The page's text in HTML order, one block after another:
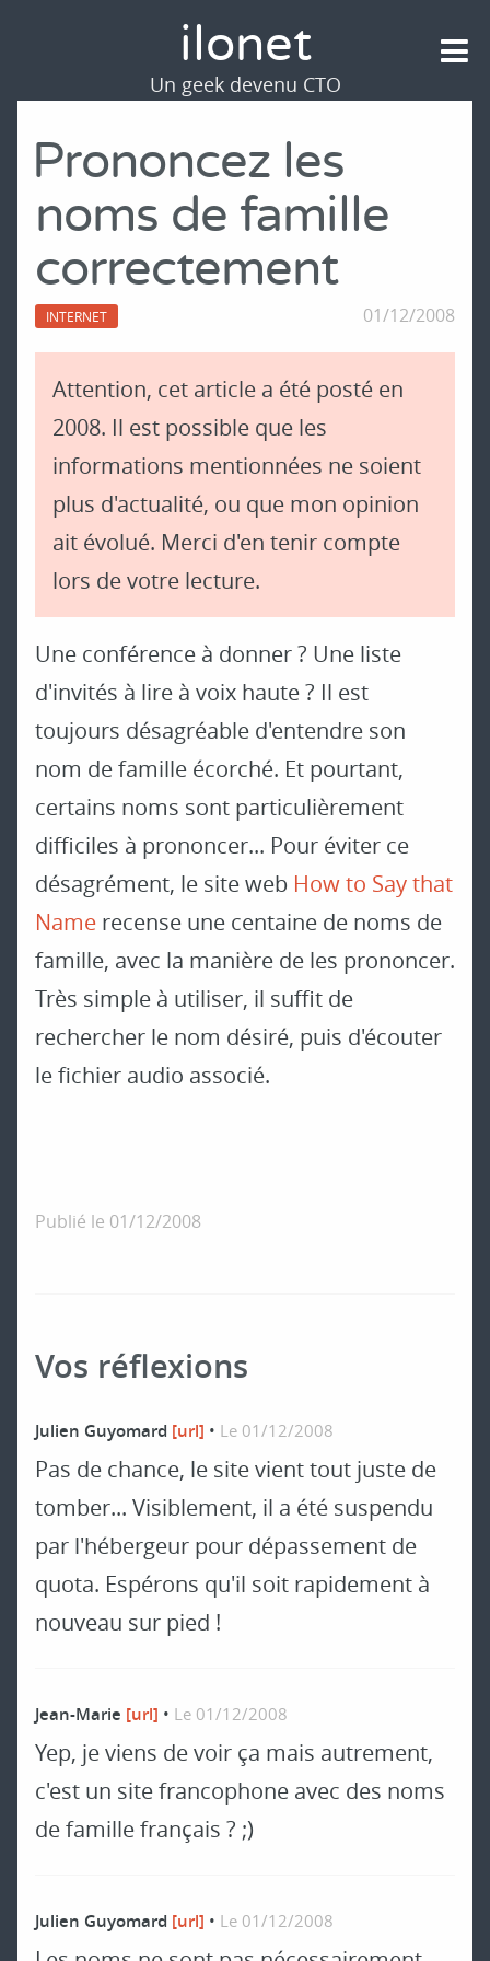
Prononcez les
noms de famille
correctement
INTERNET 01/12/2008
Attention, cet article a été posté en
2008. Il est possible que les
informations mentionnées ne soient
plus d'actualité, ou que mon opinion
ait évolué. Merci d'en tenir compte
lors de votre lecture.
Une conférence à donner ? Une liste
d'invités à lire à voix haute ? Il est
toujours désagréable d'entendre son
nom de famille écorché. Et pourtant,
certains noms sont particulièrement
difficiles à prononcer... Pour éviter ce
désagrément, le site web How to Say that
Name recense une centaine de noms de
famille, avec la manière de les prononcer.
Très simple à utiliser, il suffit de
rechercher le nom désiré, puis d'écouter
le fichier audio associé.
Publié le 01/12/2008
Vos réflexions
Julien Guyomard [url] • Le 01/12/2008
Pas de chance, le site vient tout juste de
tomber... Visiblement, il a été suspendu
par l'hébergeur pour dépassement de
quota. Espérons qu'il soit rapidement à
nouveau sur pied !
Jean-Marie [url] • Le 01/12/2008
Yep, je viens de voir ça mais autrement,
c'est un site francophone avec des noms
de famille français ? ;)
Julien Guyomard [url] • Le 01/12/2008
ilonet
Un geek devenu CTO